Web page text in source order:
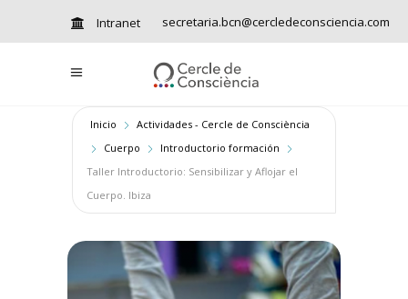
Intranet secretaria.bcn@cercledeconsciencia.com
Inicio
Actividades - Cercle de Consciència
Cuerpo
Introductorio formación
Taller Introductorio: Sensibilizar y Aflojar el
Cuerpo. Ibiza